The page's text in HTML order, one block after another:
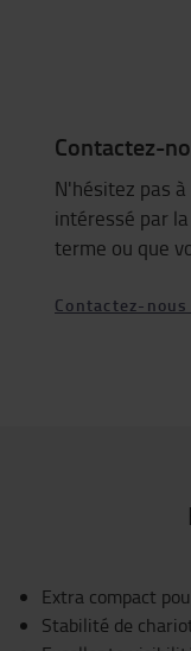
Contactez-
N'hésitez pas
intéressé par
terme ou que
Contactez-nous
Extra compact
Stabilité de